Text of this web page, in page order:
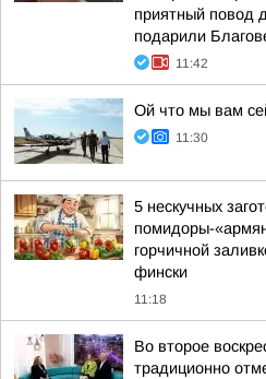
приятный повод
подарили
11:42
Ой что мы вам
11:30
5 нескучных
помидоры-
горчичной
фински
11:18
Во второе
традиционно